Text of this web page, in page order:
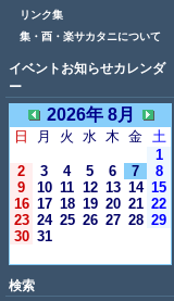
リンク集
集・酉・楽サカタニについて
イベントお知らせカレンダ
ー
2026年 8月
日 月 火 水 木 金 土
1
2
3 4 5 6 7
8
9
10 11 12 13 14 15
16 17 18 19 20 21 22
23 24 25 26 27 28 29
30 31
検索